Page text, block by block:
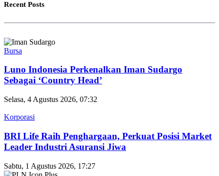
Recent Posts
Bursa
Luno Indonesia Perkenalkan Iman Sudargo
Sebagai ‘Country Head’
Selasa, 4 Agustus 2026, 07:32
Korporasi
BRI Life Raih Penghargaan, Perkuat Posisi Market
Leader Industri Asuransi Jiwa
Sabtu, 1 Agustus 2026, 17:27